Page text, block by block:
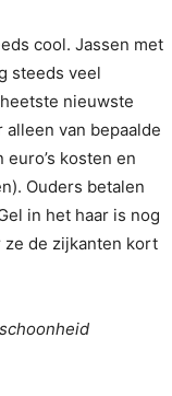
cool. Jassen met
steeds veel
nieuwste
van bepaalde
kosten en
Ouders betalen
in het haar is nog
ze de zijkanten kort
schoonheid